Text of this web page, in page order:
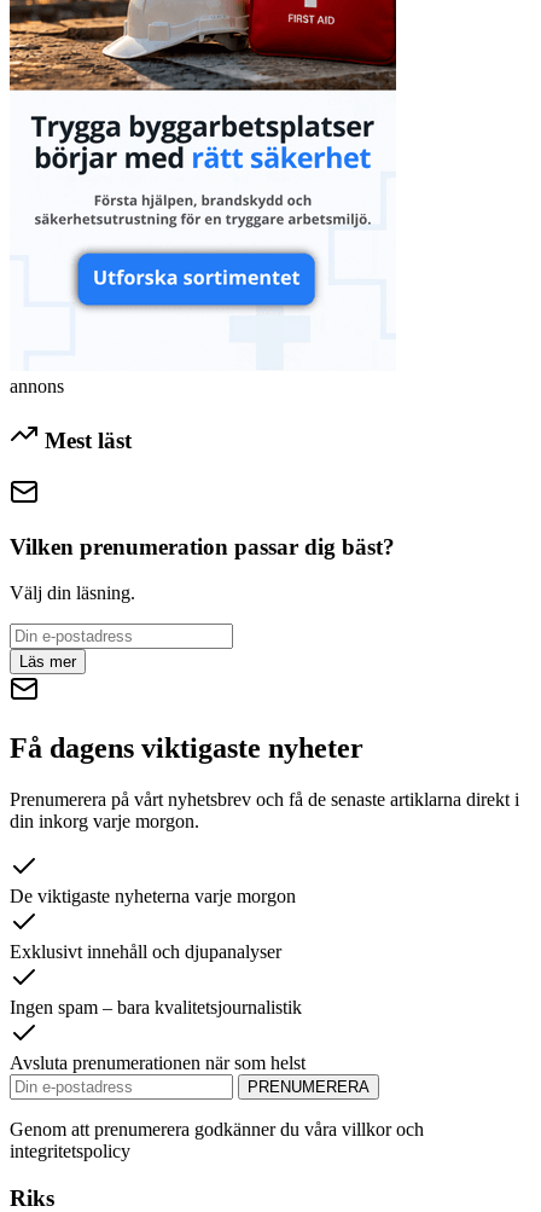
annons
Mest läst
Vilken prenumeration passar dig bäst?
Välj din läsning.
Läs mer
Få dagens viktigaste nyheter
Prenumerera på vårt nyhetsbrev och få de senaste artiklarna direkt i
din inkorg varje morgon.
De viktigaste nyheterna varje morgon
Exklusivt innehåll och djupanalyser
Ingen spam – bara kvalitetsjournalistik
Avsluta prenumerationen när som helst
PRENUMERERA
Genom att prenumerera godkänner du våra villkor och
integritetspolicy
Riks